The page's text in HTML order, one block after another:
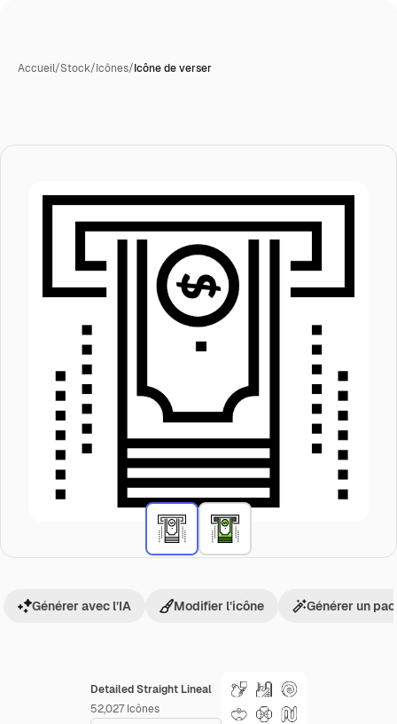
Accueil/Stock/Icônes/Icône de verser
Detailed Straight Lineal
52,027 Icônes
Générer avec l’IA Modifier l’icône Générer un